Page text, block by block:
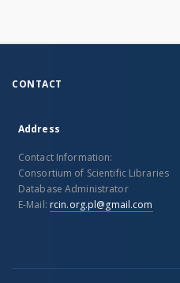
CONTACT
Address
Contact Information:
Consortium of Scientific Libraries
Database Administrator
E-Mail: rcin.org.pl@gmail.com